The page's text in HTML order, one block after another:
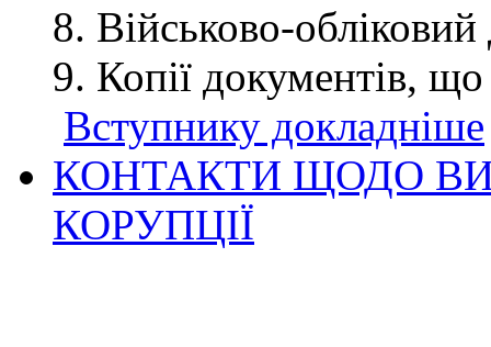
Військово-
Копії документів,
Вступнику докладніше
КОНТАКТИ ЩОДО
КОРУПЦІЇ